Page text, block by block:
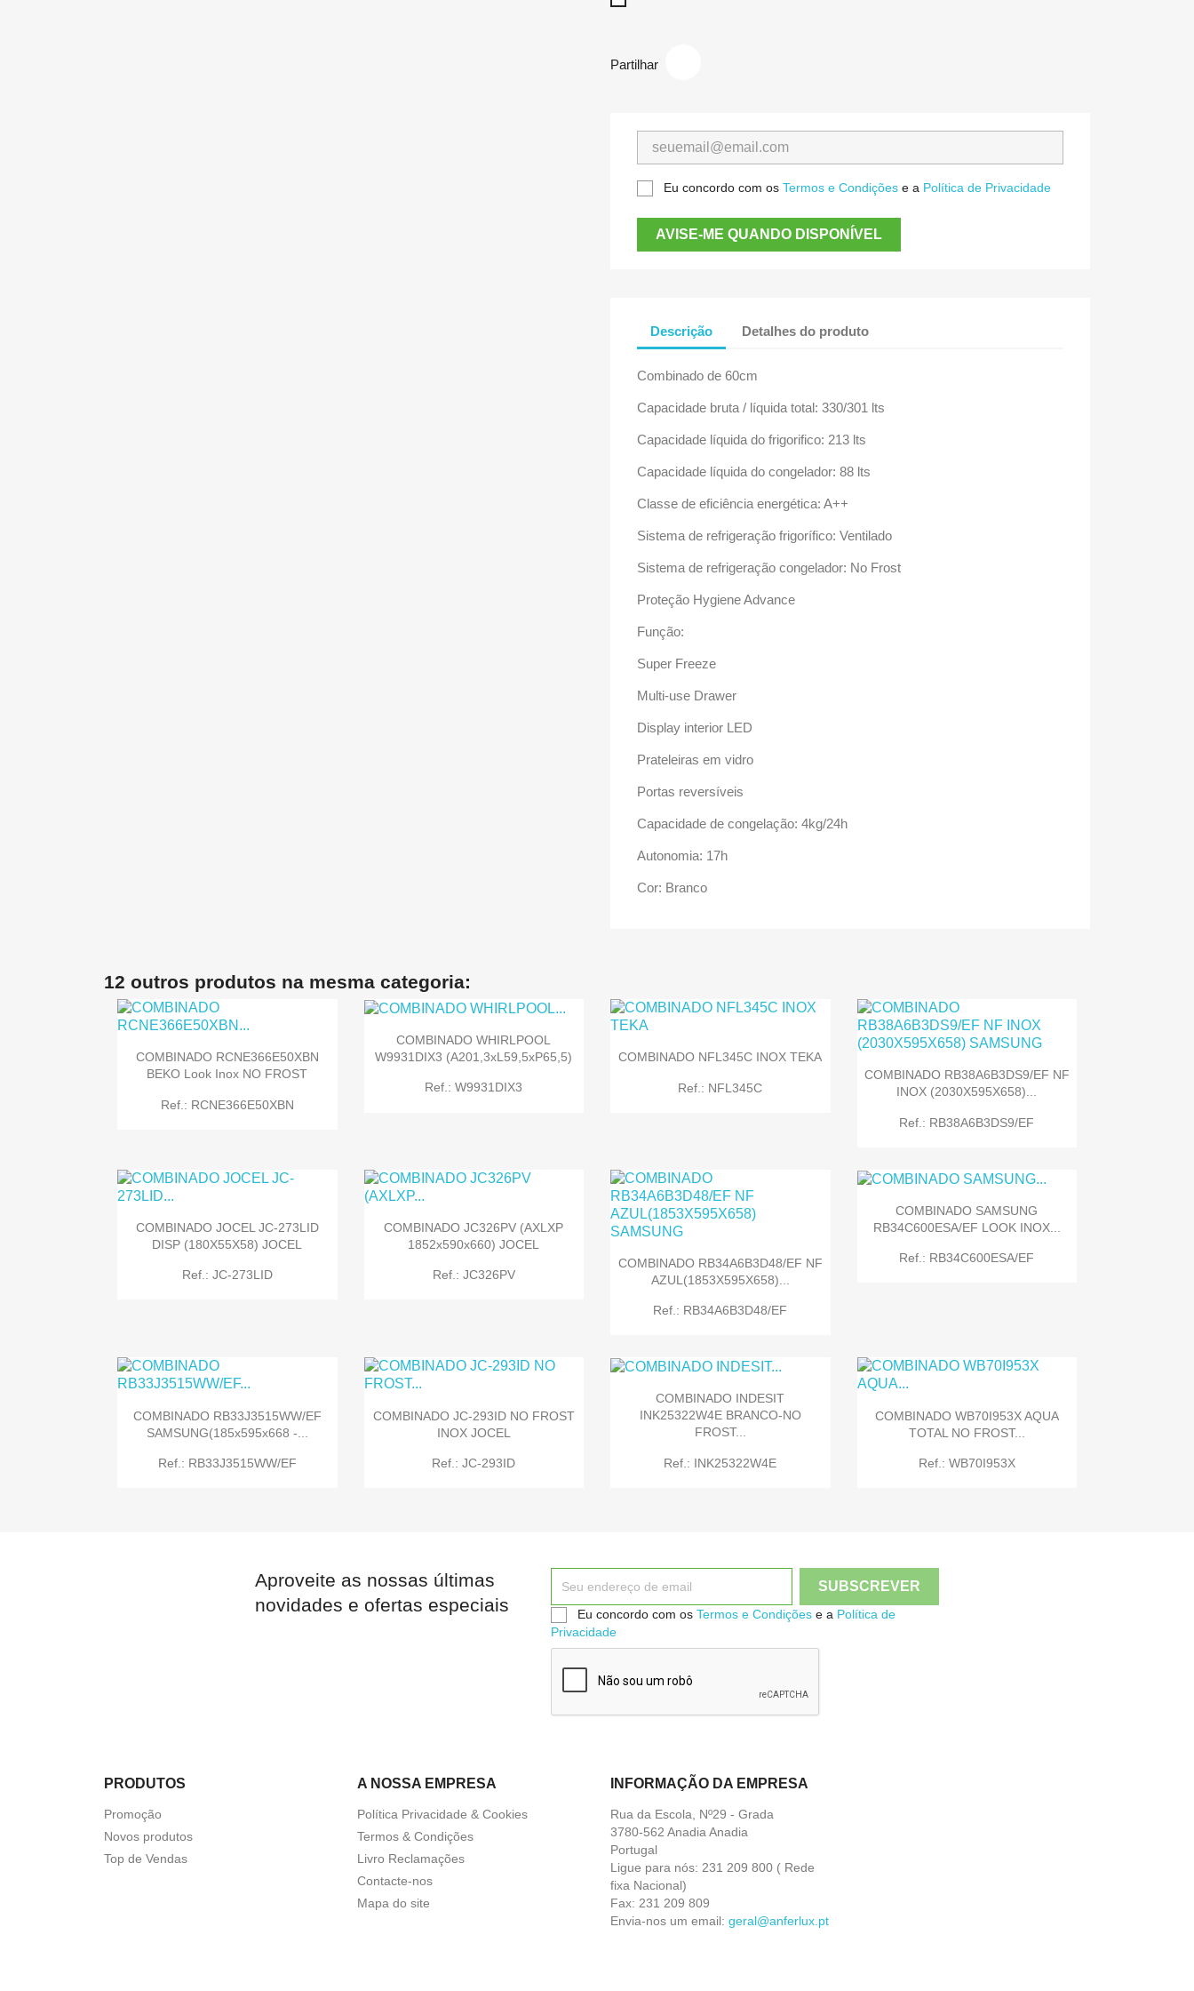
Partilhar
Eu concordo com os Termos e Condições e a Política de Privacidade
AVISE-ME QUANDO DISPONÍVEL
Descrição Detalhes do produto
Combinado de 60cm
Capacidade bruta / líquida total: 330/301 lts
Capacidade líquida do frigorifico: 213 lts
Capacidade líquida do congelador: 88 lts
Classe de eficiência energética: A++
Sistema de refrigeração frigorífico: Ventilado
Sistema de refrigeração congelador: No Frost
Proteção Hygiene Advance
Função:
Super Freeze
Multi-use Drawer
Display interior LED
Prateleiras em vidro
Portas reversíveis
Capacidade de congelação: 4kg/24h
Autonomia: 17h
Cor: Branco
12 outros produtos na mesma categoria:
COMBINADO RCNE366E50XBN
BEKO Look Inox NO FROST
Ref.: RCNE366E50XBN
 Quick view
COMBINADO WHIRLPOOL
W9931DIX3 (A201,3xL59,5xP65,5)
Ref.: W9931DIX3
 Quick view
COMBINADO NFL345C INOX TEKA
Ref.: NFL345C

COMBINADO RB38A6B3DS9/EF NF
INOX (2030X595X658)...
Ref.: RB38A6B3DS9/EF
COMBINADO JOCEL JC-273LID
DISP (180X55X58) JOCEL
Ref.: JC-273LID
 Quick view
COMBINADO JC326PV (AXLXP
1852x590x660) JOCEL
Ref.: JC326PV
 Quick view
COMBINADO RB34A6B3D48/EF NF
AZUL(1853X595X658)...
Ref.: RB34A6B3D48/EF
 Quick view
COMBINADO SAMSUNG
RB34C600ESA/EF LOOK INOX...
Ref.: RB34C600ESA/EF
 Quick view
COMBINADO RB33J3515WW/EF
SAMSUNG(185x595x668 -...
Ref.: RB33J3515WW/EF
Quick view
COMBINADO JC-293ID NO FROST
INOX JOCEL
Ref.: JC-293ID
 Quick view
COMBINADO INDESIT
INK25322W4E BRANCO-NO
FROST...
Ref.: INK25322W4E

COMBINADO WB70I953X AQUA
TOTAL NO FROST...
Ref.: WB70I953X

Aproveite as nossas últimas
novidades e ofertas especiais
Eu concordo com osTermos e Condições e a Política de
Privacidade
PRODUTOS
Promoção
Novos produtos
Top de Vendas
A NOSSA EMPRESA
Política Privacidade & Cookies
Termos & Condições
Livro Reclamações
Contacte-nos
Mapa do site
INFORMAÇÃO DA EMPRESA
Rua da Escola, Nº29 - Grada
3780-562 Anadia Anadia
Portugal
Ligue para nós: 231 209 800 ( Rede
fixa Nacional)
Fax: 231 209 809
Envia-nos um email: geral@anferlux.pt